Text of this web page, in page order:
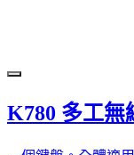
K780 多工無